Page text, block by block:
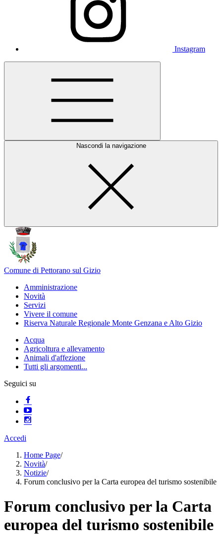
Instagram
Nascondi la navigazione
Comune di Pettorano sul Gizio
Amministrazione
Novità
Servizi
Vivere il comune
Riserva Naturale Regionale Monte Genzana e Alto Gizio
Acqua
Agricoltura e allevamento
Animali d'affezione
Tutti gli argomenti...
Seguici su
Accedi
Home Page/
Novità/
Notizie/
Forum conclusivo per la Carta europea del turismo sostenibile
Forum conclusivo per la Carta
europea del turismo sostenibile